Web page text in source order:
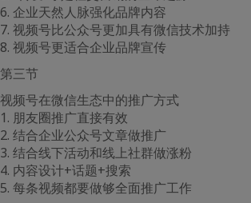
6. 企业天然人脉强化品牌内容
7. 视频号比公众号更加具有微信技术加持
8. 视频号更适合企业品牌宣传
第三节
视频号在微信生态中的推广方式
1. 朋友圈推广直接有效
2. 结合企业公众号文章做推广
3. 结合线下活动和线上社群做涨粉
4. 内容设计+话题+搜索
5. 每条视频都要做够全面推广工作